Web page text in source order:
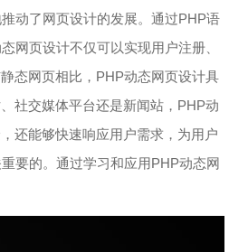
动了网页设计的发展。通过PHP语
网页设计不仅可以实现用户注册、
态网页相比，PHP动态网页设计具
社交媒体平台还是新闻站，PHP动
还能够快速响应用户需求，为用户
要的。通过学习和应用PHP动态网